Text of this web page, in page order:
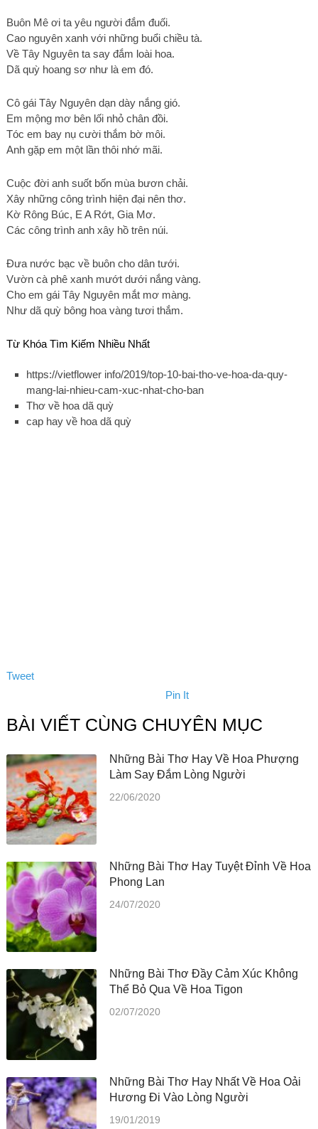
Buôn Mê ơi ta yêu người đắm đuối.
Cao nguyên xanh với những buổi chiều tà.
Về Tây Nguyên ta say đắm loài hoa.
Dã quỳ hoang sơ như là em đó.
Cô gái Tây Nguyên dạn dày nắng gió.
Em mộng mơ bên lối nhỏ chân đồi.
Tóc em bay nụ cười thắm bờ môi.
Anh gặp em một lần thôi nhớ mãi.
Cuộc đời anh suốt bốn mùa bươn chải.
Xây những công trình hiện đại nên thơ.
Kờ Rông Búc, E A Rớt, Gia Mơ.
Các công trình anh xây hồ trên núi.
Đưa nước bạc về buôn cho dân tưới.
Vườn cà phê xanh mướt dưới nắng vàng.
Cho em gái Tây Nguyên mắt mơ màng.
Như dã quỳ bông hoa vàng tươi thắm.
Từ Khóa Tìm Kiếm Nhiều Nhất
https://vietflower info/2019/top-10-bai-tho-ve-hoa-da-quy-
mang-lai-nhieu-cam-xuc-nhat-cho-ban
Thơ về hoa dã quỳ
cap hay về hoa dã quỳ
Tweet
Pin It
BÀI VIẾT CÙNG CHUYÊN MỤC
Những Bài Thơ Hay Về Hoa Phượng
Làm Say Đắm Lòng Người
22/06/2020
Những Bài Thơ Hay Tuyệt Đỉnh Về Hoa
Phong Lan
24/07/2020
Những Bài Thơ Đầy Cảm Xúc Không
Thể Bỏ Qua Về Hoa Tigon
02/07/2020
Những Bài Thơ Hay Nhất Về Hoa Oải
Hương Đi Vào Lòng Người
19/01/2019